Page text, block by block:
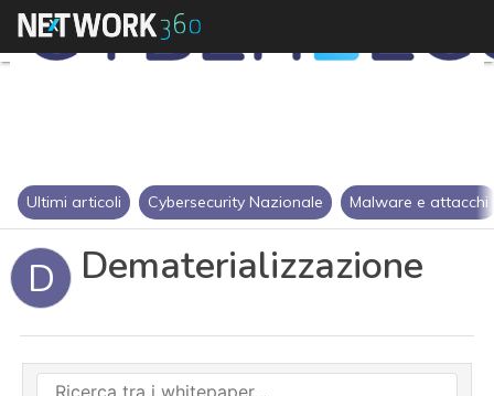
Ultimi articoli Cybersecurity Nazionale Malware e attacchi
D Dematerializzazione